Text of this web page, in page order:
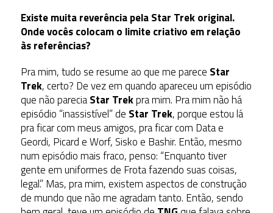
Existe muita reverência pela Star Trek original.
Onde vocês colocam o limite criativo em relação
às referências?
Pra mim, tudo se resume ao que me parece Star
Trek, certo? De vez em quando apareceu um episódio
que não pareciaStar Trekpra mim. Pra mim não há
episódio “inassistível” de Star Trek, porque estou lá
pra ficar com meus amigos, pra ficar com Data e
Geordi, Picard e Worf, Sisko e Bashir. Então, mesmo
num episódio mais fraco, penso: “Enquanto tiver
gente em uniformes de Frota fazendo suas coisas,
legal.” Mas, pra mim, existem aspectos de construção
de mundo que não me agradam tanto. Então, sendo